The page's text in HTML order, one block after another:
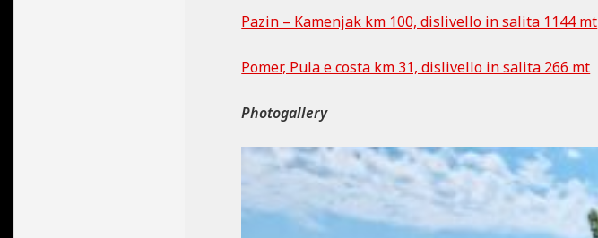
Pazin – Kamenjak km 100, dislivello in salita 1144 mt
Pomer, Pula e costa km 31, dislivello in salita 266 mt
Photogallery